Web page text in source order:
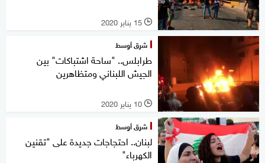
l 15 يناير 2020
شرق أوسط
طرابلس.. "ساحة اشتباكات" بين
الجيش اللبناني ومتظاهرين
l 10 يناير 2020
شرق أوسط
لبنان.. احتجاجات جديدة على "تقنين
الكهرباء"